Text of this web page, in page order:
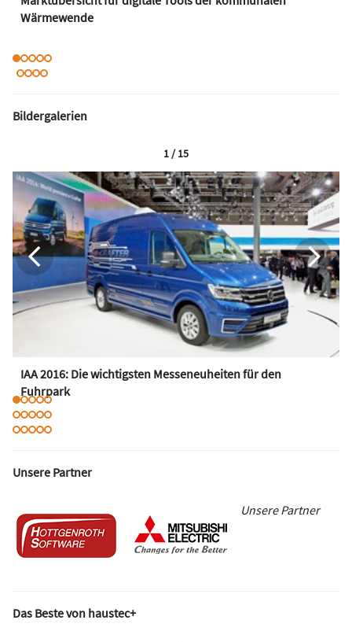
Wärmewende
Bildergalerien
IAA 2016: Die wichtigsten Messeneuheiten für den
Fuhrpark
1 / 15
Unsere Partner
Unsere Partner
Das Beste von haustec+